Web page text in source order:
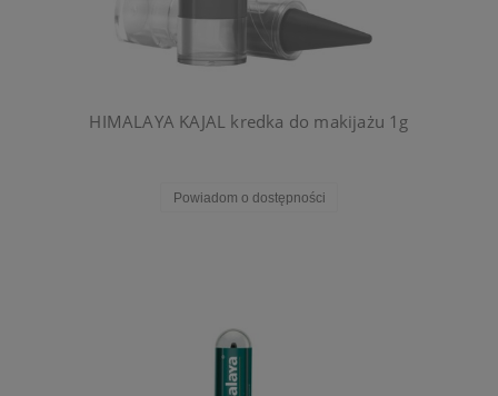
HIMALAYA KAJAL kredka do makijażu 1g
Powiadom o dostępności